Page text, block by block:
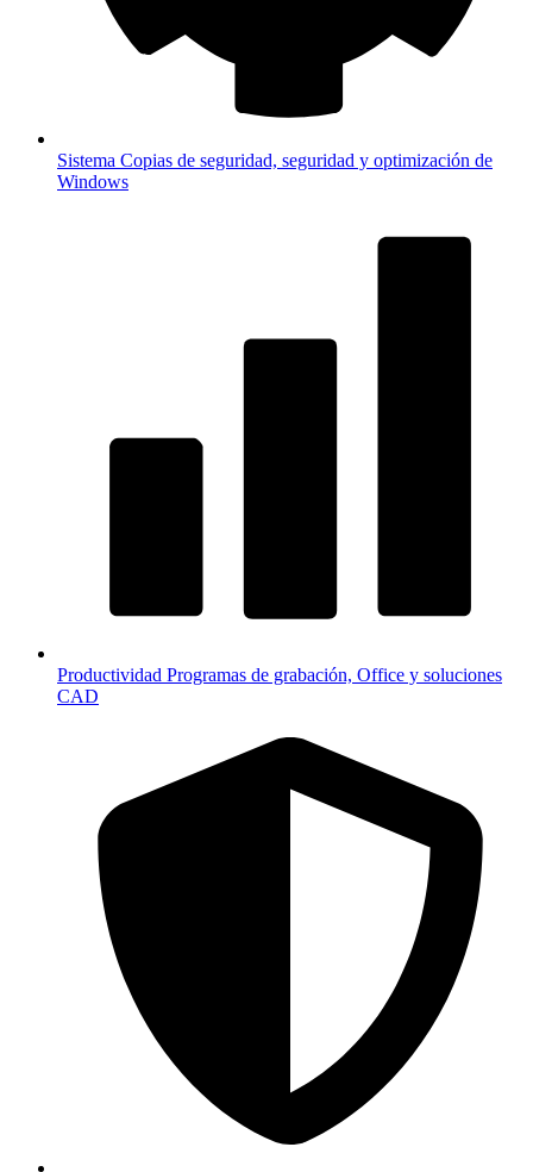
Sistema Copias de seguridad, seguridad y optimización de
Windows
Productividad Programas de grabación, Office y soluciones
CAD